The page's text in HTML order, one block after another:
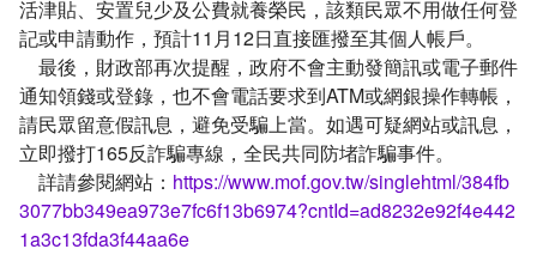
活津貼、安置兒少及公費就養榮民，該類民眾不用做任何登
記或申請動作，預計11月12日直接匯撥至其個人帳戶。
最後，財政部再次提醒，政府不會主動發簡訊或電子郵件
通知領錢或登錄，也不會電話要求到ATM或網銀操作轉帳，
請民眾留意假訊息，避免受騙上當。如遇可疑網站或訊息，
立即撥打165反詐騙專線，全民共同防堵詐騙事件。
詳請參閱網站： https://www.mof.gov.tw/singlehtml/384fb
3077bb349ea973e7fc6f13b6974?cntId=ad8232e92f4e442
1a3c13fda3f44aa6e